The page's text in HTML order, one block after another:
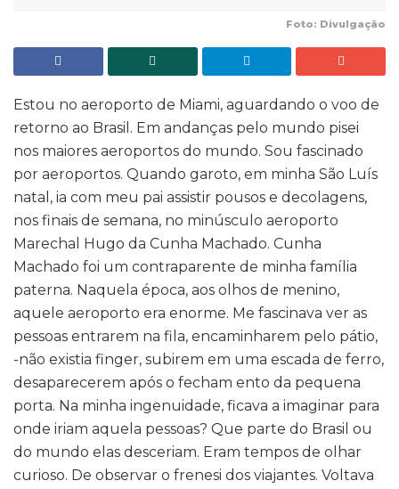
Foto: Divulgação
Estou no aeroporto de Miami, aguardando o voo de
retorno ao Brasil. Em andanças pelo mundo pisei
nos maiores aeroportos do mundo. Sou fascinado
por aeroportos. Quando garoto, em minha São Luís
natal, ia com meu pai assistir pousos e decolagens,
nos finais de semana, no minúsculo aeroporto
Marechal Hugo da Cunha Machado. Cunha
Machado foi um contraparente de minha família
paterna. Naquela época, aos olhos de menino,
aquele aeroporto era enorme. Me fascinava ver as
pessoas entrarem na fila, encaminharem pelo pátio,
-não existia finger, subirem em uma escada de ferro,
desaparecerem após o fecham ento da pequena
porta. Na minha ingenuidade, ficava a imaginar para
onde iriam aquela pessoas? Que parte do Brasil ou
do mundo elas desceriam. Eram tempos de olhar
curioso. De observar o frenesi dos viajantes. Voltava